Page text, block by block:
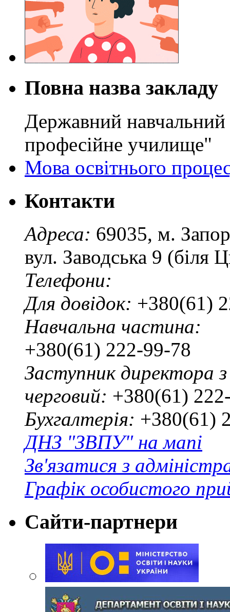
Повна назва закладу
Державний навчальний
професійне училище"
Мова освітнього
Контакти
Адреса: 69035, м.
вул. Заводська 9 (біля
Телефони:
Для довідок: +380(61)
Навчальна частина:
+380(61) 222-99-78
Заступник директора
черговий: +380(61)
Бухгалтерія: +380(61)
ДНЗ "ЗВПУ" на мапі
Зв'язатися з
Графік особистого
Сайти-партнери